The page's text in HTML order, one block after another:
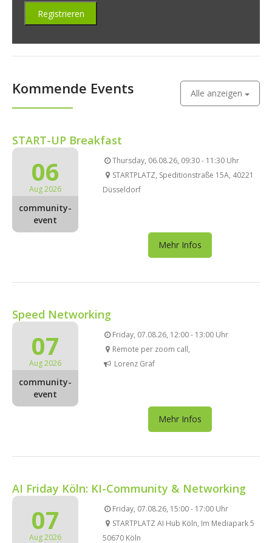
Kommende Events Alle anzeigen
START-UP Breakfast
06
Aug 2026
community-
event
Thursday, 06.08.26, 09:30 - 11:30 Uhr
STARTPLATZ, Speditionstraße 15A, 40221
Düsseldorf
Mehr Infos
Speed Networking
07
Aug 2026
community-
event
Friday, 07.08.26, 12:00 - 13:00 Uhr
Remote per zoom call,
Lorenz Gräf
Mehr Infos
AI Friday Köln: KI-Community & Networking
07
Aug 2026
Friday, 07.08.26, 15:00 - 17:00 Uhr
STARTPLATZ AI Hub Köln, Im Mediapark 5
50670 Köln